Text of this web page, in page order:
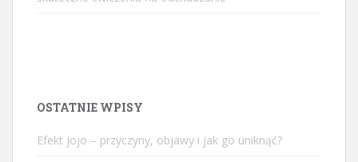
OSTATNIE WPISY
Efekt jojo – przyczyny, objawy i jak go uniknąć?